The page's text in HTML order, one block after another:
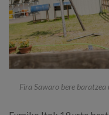
Fira Sawaro bere